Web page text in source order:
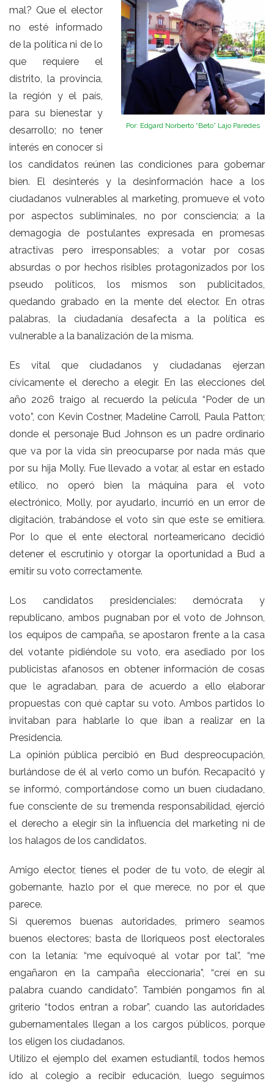
Por: Edgard Norberto “Beto” Lajo Paredes
mal? Que el elector
no esté informado
de la política ni de lo
que requiere el
distrito, la provincia,
la región y el país,
para su bienestar y
desarrollo; no tener
interés en conocer si
los candidatos reúnen las condiciones para gobernar
bien. El desinterés y la desinformación hace a los
ciudadanos vulnerables al marketing, promueve el voto
por aspectos subliminales, no por consciencia; a la
demagogia de postulantes expresada en promesas
atractivas pero irresponsables; a votar por cosas
absurdas o por hechos risibles protagonizados por los
pseudo políticos, los mismos son publicitados,
quedando grabado en la mente del elector. En otras
palabras, la ciudadanía desafecta a la política es
vulnerable a la banalización de la misma.
Es vital que ciudadanos y ciudadanas ejerzan
cívicamente el derecho a elegir. En las elecciones del
año 2026 traigo al recuerdo la película “Poder de un
voto”, con Kevin Costner, Madeline Carroll, Paula Patton;
donde el personaje Bud Johnson es un padre ordinario
que va por la vida sin preocuparse por nada más que
por su hija Molly. Fue llevado a votar, al estar en estado
etílico, no operó bien la máquina para el voto
electrónico, Molly, por ayudarlo, incurrió en un error de
digitación, trabándose el voto sin que este se emitiera.
Por lo que el ente electoral norteamericano decidió
detener el escrutinio y otorgar la oportunidad a Bud a
emitir su voto correctamente.
Los candidatos presidenciales: demócrata y
republicano, ambos pugnaban por el voto de Johnson,
los equipos de campaña, se apostaron frente a la casa
del votante pidiéndole su voto, era asediado por los
publicistas afanosos en obtener información de cosas
que le agradaban, para de acuerdo a ello elaborar
propuestas con qué captar su voto. Ambos partidos lo
invitaban para hablarle lo que iban a realizar en la
Presidencia.
La opinión pública percibió en Bud despreocupación,
burlándose de él al verlo como un bufón. Recapacitó y
se informó, comportándose como un buen ciudadano,
fue consciente de su tremenda responsabilidad, ejerció
el derecho a elegir sin la influencia del marketing ni de
los halagos de los candidatos.
Amigo elector, tienes el poder de tu voto, de elegir al
gobernante, hazlo por el que merece, no por el que
parece.
Si queremos buenas autoridades, primero seamos
buenos electores; basta de lloriqueos post electorales
con la letanía: “me equivoqué al votar por tal”, “me
engañaron en la campaña eleccionaria”, “creí en su
palabra cuando candidato”. También pongamos fin al
griterío “todos entran a robar”, cuando las autoridades
gubernamentales llegan a los cargos públicos, porque
los eligen los ciudadanos.
Utilizo el ejemplo del examen estudiantil, todos hemos
ido al colegio a recibir educación, luego seguimos